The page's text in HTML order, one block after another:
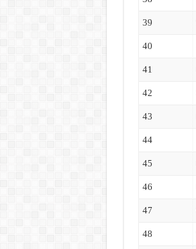
39
40
41
42
43
44
45
46
47
48